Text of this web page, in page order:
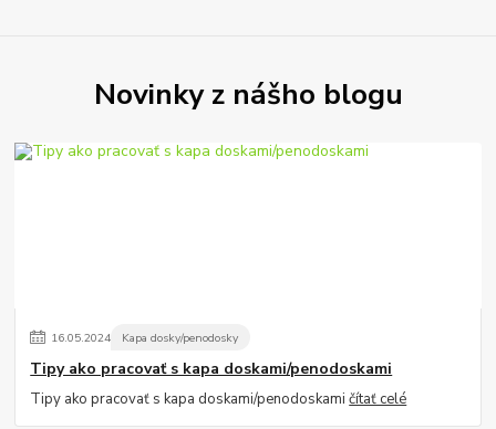
Novinky z nášho blogu
16.05.2024 Kapa dosky/penodosky
Tipy ako pracovať s kapa doskami/penodoskami
Tipy ako pracovať s kapa doskami/penodoskamičítať celé